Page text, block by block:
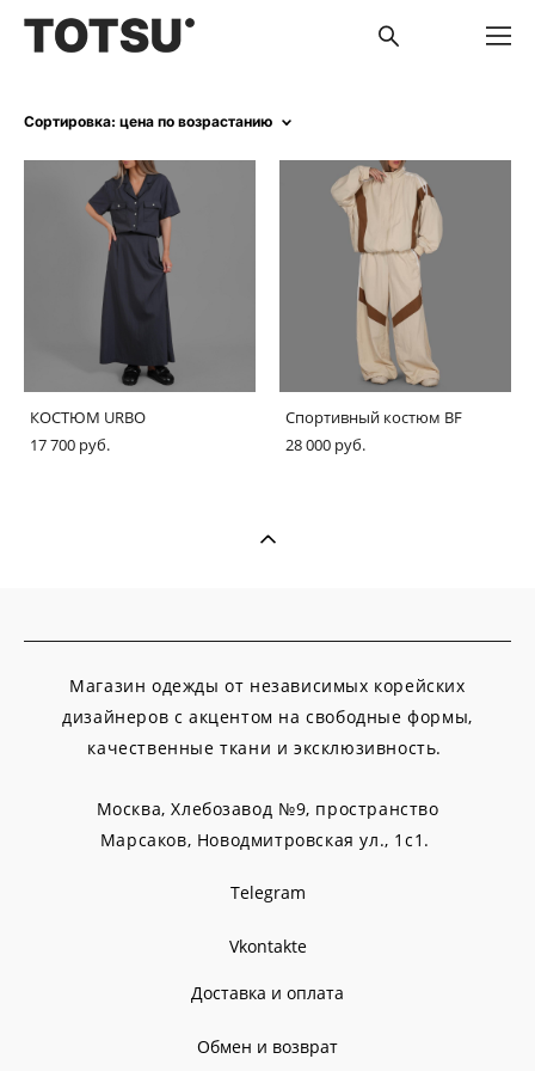
Сортировка: цена по возрастанию
КОСТЮМ URBO
17 700 pуб.
Спортивный костюм BF
28 000 pуб.
Магазин одежды от независимых корейских
дизайнеров с акцентом на свободные формы,
качественные ткани и эксклюзивность.
Москва, Хлебозавод №9, пространство
Марсаков, Новодмитровская ул., 1с1.
Telegram
Vkontakte
Доставка и оплата
Обмен и возврат